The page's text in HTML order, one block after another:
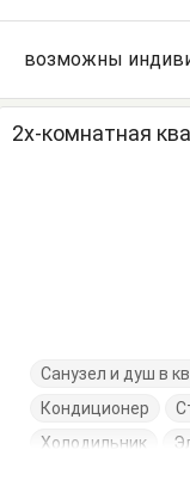
возможны
2х-комнатная
Санузел и душ в
Кондиционер
Холодильник